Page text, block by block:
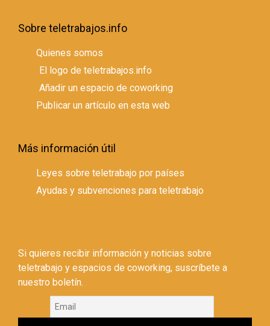
Sobre teletrabajos.info
Quienes somos
El logo de teletrabajos.info
Añadir un espacio de coworking
Publicar un artículo en esta web
Más información útil
Leyes sobre teletrabajo por países
Ayudas y subvenciones para teletrabajo
Si quieres recibir información y noticias sobre
teletrabajo y espacios de coworking, suscríbete a
nuestro boletín.